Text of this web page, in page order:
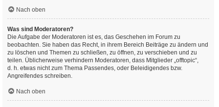
Nach oben
Was sind Moderatoren?
Die Aufgabe der Moderatoren ist es, das Geschehen im Forum zu
beobachten. Sie haben das Recht, in ihrem Bereich Beiträge zu ändern und
zu löschen und Themen zu schließen, zu öffnen, zu verschieben und zu
teilen. Üblicherweise verhindern Moderatoren, dass Mitglieder „offtopic“,
d. h. etwas nicht zum Thema Passendes, oder Beleidigendes bzw.
Angreifendes schreiben.
Nach oben